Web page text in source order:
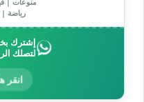
رياضة
إشترك
لتصلك
انقر